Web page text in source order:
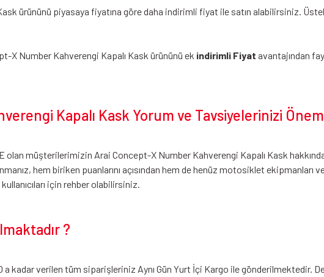
ürününü piyasaya fiyatına göre daha indirimli fiyat ile satın alabilirsiniz.
X Number Kahverengi Kapalı Kask ürününü ek indirimli Fiyat avantajından
Kapalı Kask Yorum ve Tavsiyelerinizi
müşterilerimizin Arai Concept-X Number Kahverengi Kapalı Kask
hem biriken puanlarını açısından hem de henüz motosiklet
için rehber olabilirsiniz.
?
a kadar verilen tüm siparişleriniz Aynı Gün Yurt İçi Kargo ile